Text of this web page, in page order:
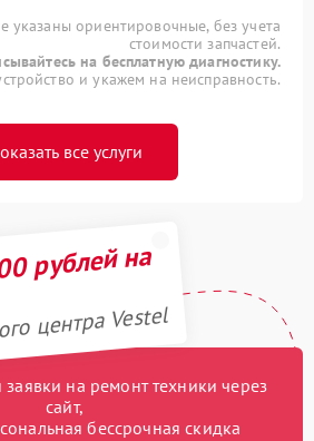
указаны ориентировочные, без учета
стоимости запчастей.
на бесплатную диагностику.
и укажем на неисправность.
все услуги
рублей на
центра Vestel
на ремонт техники через
сайт,
бессрочная скидка